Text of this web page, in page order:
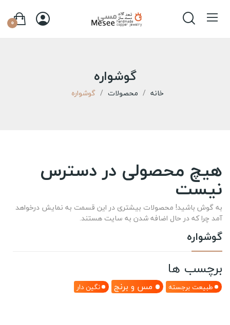
0
گوشواره
خانه محصولات گوشواره
گوشواره
برچسب ها
طبیعت برجسته مس و برنج نگین دار
هیچ محصولی در دسترس
نیست
به گوش باشید! محصولات بیشتری در این قسمت به نمایش درخواهد
آمد چرا که در حال اضافه شدن به سایت هستند.